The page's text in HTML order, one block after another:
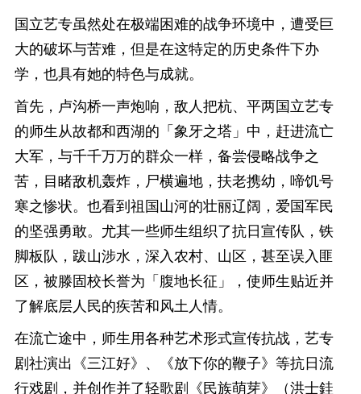
国立艺专虽然处在极端困难的战争环境中，遭受巨
大的破坏与苦难，但是在这特定的历史条件下办
学，也具有她的特色与成就。
首先，卢沟桥一声炮响，敌人把杭、平两国立艺专
的师生从故都和西湖的「象牙之塔」中，赶进流亡
大军，与千千万万的群众一样，备尝侵略战争之
苦，目睹敌机轰炸，尸横遍地，扶老携幼，啼饥号
寒之惨状。也看到祖国山河的壮丽辽阔，爱国军民
的坚强勇敢。尤其一些师生组织了抗日宣传队，铁
脚板队，跋山涉水，深入农村、山区，甚至误入匪
区，被滕固校长誉为「腹地长征」，使师生贴近并
了解底层人民的疾苦和风土人情。
在流亡途中，师生用各种艺术形式宣传抗战，艺专
剧社演出《三江好》、《放下你的鞭子》等抗日流
行戏剧，并创作并了轻歌剧《民族萌芽》（洪士銈